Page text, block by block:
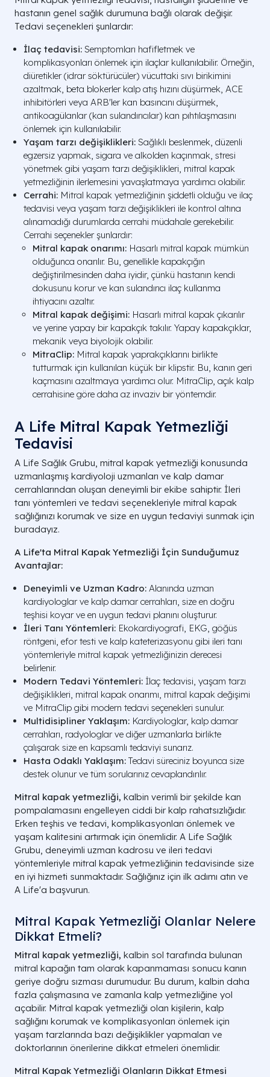
hastanın genel sağlık durumuna bağlı olarak değişir.
Tedavi seçenekleri şunlardır:
İlaç tedavisi: Semptomları hafifletmek ve
komplikasyonları önlemek için ilaçlar kullanılabilir. Örneğin,
diüretikler (idrar söktürücüler) vücuttaki sıvı birikimini
azaltmak, beta blokerler kalp atış hızını düşürmek, ACE
inhibitörleri veya ARB'ler kan basıncını düşürmek,
antikoagülanlar (kan sulandırıcılar) kan pıhtılaşmasını
önlemek için kullanılabilir.
Yaşam tarzı değişiklikleri: Sağlıklı beslenmek, düzenli
egzersiz yapmak, sigara ve alkolden kaçınmak, stresi
yönetmek gibi yaşam tarzı değişiklikleri, mitral kapak
yetmezliğinin ilerlemesini yavaşlatmaya yardımcı olabilir.
Cerrahi: Mitral kapak yetmezliğinin şiddetli olduğu ve ilaç
tedavisi veya yaşam tarzı değişiklikleri ile kontrol altına
alınamadığı durumlarda cerrahi müdahale gerekebilir.
Cerrahi seçenekler şunlardır:
Mitral kapak onarımı: Hasarlı mitral kapak mümkün
olduğunca onarılır. Bu, genellikle kapakçığın
değiştirilmesinden daha iyidir, çünkü hastanın kendi
dokusunu korur ve kan sulandırıcı ilaç kullanma
ihtiyacını azaltır.
Mitral kapak değişimi: Hasarlı mitral kapak çıkarılır
ve yerine yapay bir kapakçık takılır. Yapay kapakçıklar,
mekanik veya biyolojik olabilir.
MitraClip: Mitral kapak yaprakçıklarını birlikte
tutturmak için kullanılan küçük bir klipstir. Bu, kanın geri
kaçmasını azaltmaya yardımcı olur. MitraClip, açık kalp
cerrahisine göre daha az invaziv bir yöntemdir.
A Life Mitral Kapak Yetmezliği
Tedavisi
A Life Sağlık Grubu, mitral kapak yetmezliği konusunda
uzmanlaşmış kardiyoloji uzmanları ve kalp damar
cerrahlarından oluşan deneyimli bir ekibe sahiptir. İleri
tanı yöntemleri ve tedavi seçenekleriyle mitral kapak
sağlığınızı korumak ve size en uygun tedaviyi sunmak için
buradayız.
A Life'ta Mitral Kapak Yetmezliği İçin Sunduğumuz
Avantajlar:
Deneyimli ve Uzman Kadro: Alanında uzman
kardiyologlar ve kalp damar cerrahları, size en doğru
teşhisi koyar ve en uygun tedavi planını oluşturur.
İleri Tanı Yöntemleri: Ekokardiyografi, EKG, göğüs
röntgeni, efor testi ve kalp kateterizasyonu gibi ileri tanı
yöntemleriyle mitral kapak yetmezliğinizin derecesi
belirlenir.
Modern Tedavi Yöntemleri: İlaç tedavisi, yaşam tarzı
değişiklikleri, mitral kapak onarımı, mitral kapak değişimi
ve MitraClip gibi modern tedavi seçenekleri sunulur.
Multidisipliner Yaklaşım: Kardiyologlar, kalp damar
cerrahları, radyologlar ve diğer uzmanlarla birlikte
çalışarak size en kapsamlı tedaviyi sunarız.
Hasta Odaklı Yaklaşım: Tedavi süreciniz boyunca size
destek olunur ve tüm sorularınız cevaplandırılır.
Mitral kapak yetmezliği, kalbin verimli bir şekilde kan
pompalamasını engelleyen ciddi bir kalp rahatsızlığıdır.
Erken teşhis ve tedavi, komplikasyonları önlemek ve
yaşam kalitesini artırmak için önemlidir. A Life Sağlık
Grubu, deneyimli uzman kadrosu ve ileri tedavi
yöntemleriyle mitral kapak yetmezliğinin tedavisinde size
en iyi hizmeti sunmaktadır. Sağlığınız için ilk adımı atın ve
A Life'a başvurun.
Mitral Kapak Yetmezliği Olanlar Nelere
Dikkat Etmeli​?
Mitral kapak yetmezliği, kalbin sol tarafında bulunan
mitral kapağın tam olarak kapanmaması sonucu kanın
geriye doğru sızması durumudur. Bu durum, kalbin daha
fazla çalışmasına ve zamanla kalp yetmezliğine yol
açabilir. Mitral kapak yetmezliği olan kişilerin, kalp
sağlığını korumak ve komplikasyonları önlemek için
yaşam tarzlarında bazı değişiklikler yapmaları ve
doktorlarının önerilerine dikkat etmeleri önemlidir.
Mitral Kapak Yetmezliği Olanların Dikkat Etmesi